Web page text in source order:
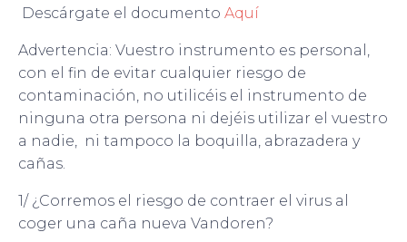
Descárgate el documento Aquí
Advertencia: Vuestro instrumento es personal,
con el fin de evitar cualquier riesgo de
contaminación, no utilicéis el instrumento de
ninguna otra persona ni dejéis utilizar el vuestro
a nadie, ni tampoco la boquilla, abrazadera y
cañas.
1/ ¿Corremos el riesgo de contraer el virus al
coger una caña nueva Vandoren?